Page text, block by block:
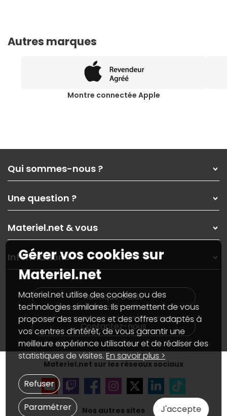
Autres marques
Montre connectée Apple
Qui sommes-nous ?
Nos services
Les magasins Materiel.net
Nos solutions pour les pros
Contactez-nous
Une question ?
Paiement, livraison
Garanties,Pack Zen
SAV, demander un retour
Informations
Guides d'achats et tutoriels
Materiel.net & vous
On répare votre PC portable
On rachète votre carte graphique
PC sur mesure : Votre RDV personnalisé
Notre démarche écologique
Materiel.net recrute
Notre programme d'affiliation
Partenariat & Sponsoring
Informations
Plan du site
Nos marques
Conditions générales de vente
Marketplace
Informations légales
Données personnellesetcookies
Gérer vos cookies
Accessibilité : non conforme
Rubrique d'aide
Contactez-nous
Materiel.net sur les réseaux sociaux
Nos autres sites
Gérer vos cookies sur
Materiel.net
Materiel.net utilise des cookies ou des
technologies similaires. Ils permettent de vous
proposer des services et des offres adaptés à
vos centres d’intérêt, de vous garantir une
meilleure expérience utilisateur et de réaliser des
statistiques de visites.En savoir plus >
J'accepte
Paramétrer
Refuser